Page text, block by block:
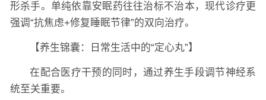
形杀手。单纯依靠安眠药往往治标不治本，现代诊疗更
强调“抗焦虑+修复睡眠节律”的双向治疗。
【养生锦囊：日常生活中的“定心丸”】
在配合医疗干预的同时，通过养生手段调节神经系
统至关重要。